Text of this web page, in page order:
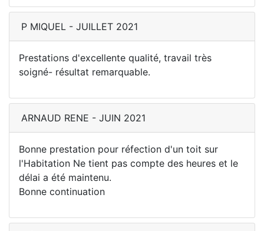
P MIQUEL - JUILLET 2021
Prestations d'excellente qualité, travail très
soigné- résultat remarquable.
ARNAUD RENE - JUIN 2021
Bonne prestation pour réfection d'un toit sur
l'Habitation Ne tient pas compte des heures et le
délai a été maintenu.
Bonne continuation